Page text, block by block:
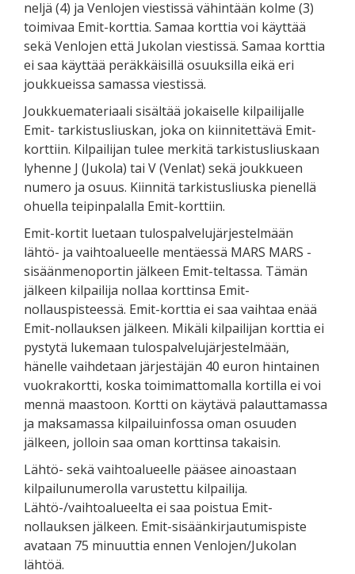
neljä (4) ja Venlojen viestissä vähintään kolme (3)
toimivaa Emit-korttia. Samaa korttia voi käyttää
sekä Venlojen että Jukolan viestissä. Samaa korttia
ei saa käyttää peräkkäisillä osuuksilla eikä eri
joukkueissa samassa viestissä.
Joukkuemateriaali sisältää jokaiselle kilpailijalle
Emit- tarkistusliuskan, joka on kiinnitettävä Emit-
korttiin. Kilpailijan tulee merkitä tarkistusliuskaan
lyhenne J (Jukola) tai V (Venlat) sekä joukkueen
numero ja osuus. Kiinnitä tarkistusliuska pienellä
ohuella teipinpalalla Emit-korttiin.
Emit-kortit luetaan tulospalvelujärjestelmään
lähtö- ja vaihtoalueelle mentäessä MARS MARS -
sisäänmenoportin jälkeen Emit-teltassa. Tämän
jälkeen kilpailija nollaa korttinsa Emit-
nollauspisteessä. Emit-korttia ei saa vaihtaa enää
Emit-nollauksen jälkeen. Mikäli kilpailijan korttia ei
pystytä lukemaan tulospalvelujärjestelmään,
hänelle vaihdetaan järjestäjän 40 euron hintainen
vuokrakortti, koska toimimattomalla kortilla ei voi
mennä maastoon. Kortti on käytävä palauttamassa
ja maksamassa kilpailuinfossa oman osuuden
jälkeen, jolloin saa oman korttinsa takaisin.
Lähtö- sekä vaihtoalueelle pääsee ainoastaan
kilpailunumerolla varustettu kilpailija.
Lähtö-/vaihtoalueelta ei saa poistua Emit-
nollauksen jälkeen. Emit-sisäänkirjautumispiste
avataan 75 minuuttia ennen Venlojen/Jukolan
lähtöä.